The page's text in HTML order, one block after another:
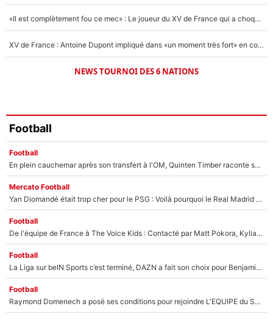
«Il est complètement fou ce mec» : Le joueur du XV de France qui a choqué Matthieu Jalibert !
XV de France : Antoine Dupont impliqué dans «un moment très fort» en coulisses
NEWS TOURNOI DES 6 NATIONS
Football
Football
En plein cauchemar après son transfert à l'OM, Quinten Timber raconte ses doutes après sa signature à Marseille
Mercato Football
Yan Diomandé était trop cher pour le PSG : Voilà pourquoi le Real Madrid a accepté de payer la somme record de 140M€ pour boucler son transfert !
Football
De l'équipe de France à The Voice Kids : Contacté par Matt Pokora, Kylian Mbappé a accepté de jouer un rôle inédit sur TF1 !
Football
La Liga sur beIN Sports c’est terminé, DAZN a fait son choix pour Benjamin Da Silva et Omar Da Fonseca !
Football
Raymond Domenech a posé ses conditions pour rejoindre L'EQUIPE du Soir : Il refuse de faire l'émission avec un autre chroniqueur !